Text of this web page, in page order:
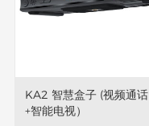
KA2 智慧盒子 (视频通话
+智能电视）